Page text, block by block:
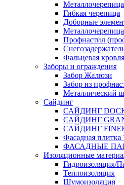
Гибкая черепица
Доборные
Профнастил
Фальцевая кровля
Заборы и ограждения
Забор Жалюзи
Забор из
Металлический
Сайдинг
САЙДИНГ
САЙДИНГ
САЙДИНГ
Фасадная
ФАСАДНЫЕ
Изоляционные
Гидроизоляция/
Теплоизоляция
Шумоизоляция